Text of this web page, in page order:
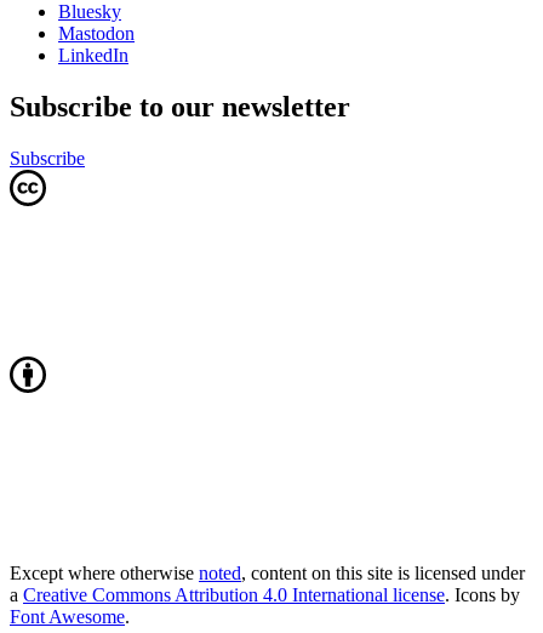
Bluesky
Mastodon
LinkedIn
Subscribe to our newsletter
Subscribe
Except where otherwise noted, content on this site is licensed under
a Creative Commons Attribution 4.0 International license. Icons by
Font Awesome.